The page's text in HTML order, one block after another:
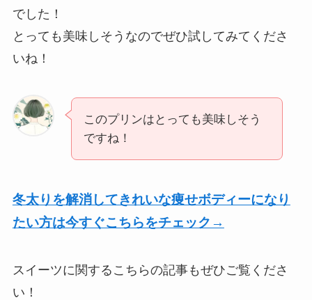
でした！
とっても美味しそうなのでぜひ試してみてくださ
いね！
このプリンはとっても美味しそう
ですね！
冬太りを解消してきれいな痩せボディーになり
たい方は今すぐこちらをチェック→
スイーツに関するこちらの記事もぜひご覧くださ
い！